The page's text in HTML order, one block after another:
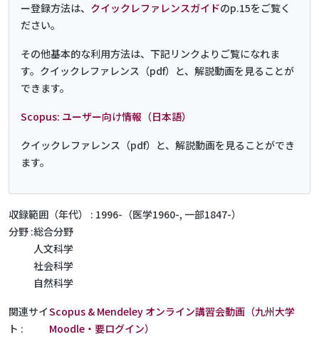
ー登録方法は、 クイックレファレンスガイドのp.15をご覧く
ださい。
その他基本的な利用方法は、下記リンクよりご覧になれま
す。クイックレファレンス（pdf）と、解説動画を見ることが
できます。
Scopus: ユーザー向け情報（日本語）
クイックレファレンス（pdf）と、解説動画を見ることができ
ます。
収録範囲（年代）
1996-（医学1960-, 一部1847-）
分野 総合分野
人文科学
社会科学
自然科学
関連サイ
ト
Scopus & Mendeley オンライン講習会動画（九州大学
Moodle・要ログイン）